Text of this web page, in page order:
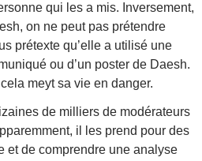
qui les a mis. Inversement,
on ne peut pas prétendre
prétexte qu’elle a utilisé une
ou d’un poster de Daesh.
meyt sa vie en danger.
de milliers de modérateurs
il les prend pour des
et de comprendre une analyse